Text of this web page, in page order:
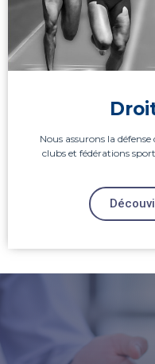
Nous assurons la
clubs et fédérations